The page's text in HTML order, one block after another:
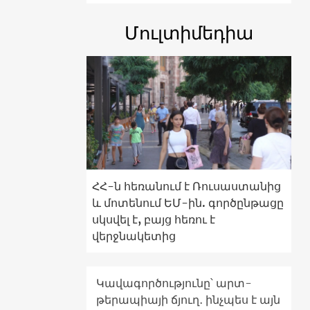
Մուլտիմեդիա
ՀՀ-ն հեռանում է Ռուսաստանից
և մոտենում ԵՄ-ին. գործընթացը
սկսվել է, բայց հեռու է
վերջնակետից
Կավագործությունը՝ արտ-
թերապիայի ճյուղ․ ինչպես է այն